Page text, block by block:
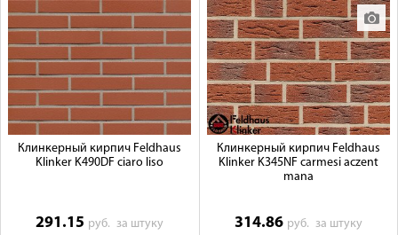
Клинкерный кирпич Feldhaus
Klinker K490DF ciaro liso
291.15 руб.за штуку
Клинкерный кирпич Feldhaus
Klinker K345NF carmesi aczent
mana
314.86 руб. за штуку